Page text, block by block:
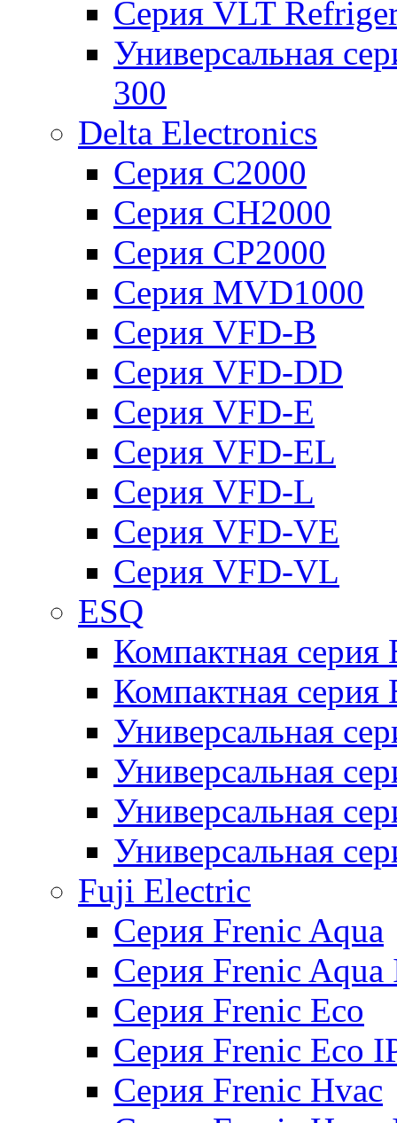
Серия VLT
Универсальная
300
Delta Electronics
Серия C2000
Серия CH2000
Серия CP2000
Серия MVD1000
Серия VFD-B
Серия VFD-DD
Серия VFD-E
Серия VFD-EL
Серия VFD-L
Серия VFD-VE
Серия VFD-VL
ESQ
Компактная серия
Компактная
Универсальная
Универсальная
Универсальная
Универсальная
Fuji Electric
Серия Frenic Aqua
Серия Frenic Aqua
Серия Frenic Eco
Серия Frenic Eco
Серия Frenic Hvac